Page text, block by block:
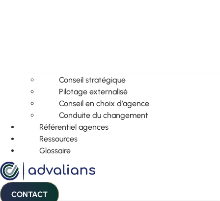
Conseil stratégique
Pilotage externalisé
Conseil en choix d’agence
Conduite du changement
Référentiel agences
Ressources
Glossaire
CONTACT